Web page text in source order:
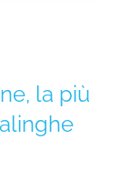
la più